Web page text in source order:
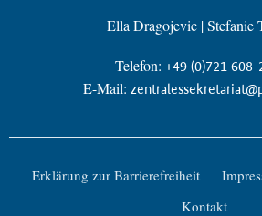
Ella Dragojevic | Stefanie
Telefon: +49 (0)721 608-
E-Mail:
Erklärung zur Barrierefreiheit
Kontakt